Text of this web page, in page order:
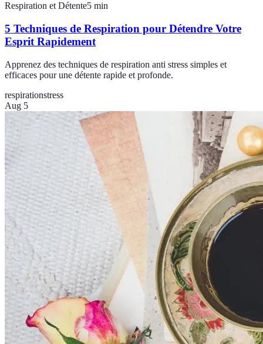
Respiration et Détente5 min
5 Techniques de Respiration pour Détendre Votre
Esprit Rapidement
Apprenez des techniques de respiration anti stress simples et
efficaces pour une détente rapide et profonde.
respirationstress
Aug 5